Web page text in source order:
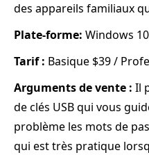
des appareils familiaux
Plate-forme: Windows
Tarif : Basique $39 /
Arguments de vente : Il
de clés USB qui vous
problème les mots de
qui est très pratique